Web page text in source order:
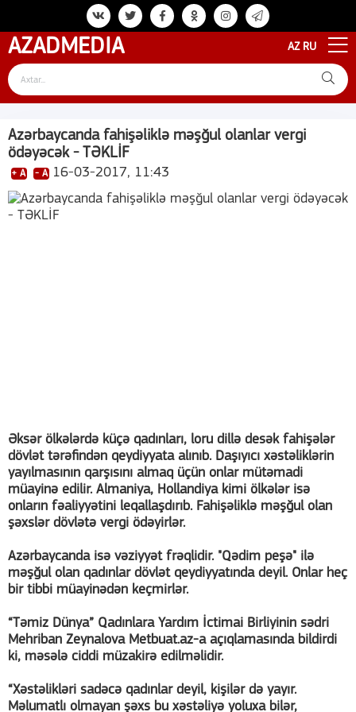
AZADMEDIA AZ RU
Azərbaycanda fahişəliklə məşğul olanlar vergi
ödəyəcək - TƏKLİF
+ A - A 16-03-2017, 11:43
Əksər ölkələrdə küçə qadınları, loru dillə desək fahişələr
dövlət tərəfindən qeydiyyata alınıb. Daşıyıcı xəstəliklərin
yayılmasının qarşısını almaq üçün onlar mütəmadi
müayinə edilir. Almaniya, Hollandiya kimi ölkələr isə
onların fəaliyyətini leqallaşdırıb. Fahişəliklə məşğul olan
şəxslər dövlətə vergi ödəyirlər.
Azərbaycanda isə vəziyyət frəqlidir. "Qədim peşə" ilə
məşğul olan qadınlar dövlət qeydiyyatında deyil. Onlar heç
bir tibbi müayinədən keçmirlər.
“Təmiz Dünya” Qadınlara Yardım İctimai Birliyinin sədri
Mehriban Zeynalova Metbuat.az-a açıqlamasında bildirdi
ki, məsələ ciddi müzakirə edilməlidir.
“Xəstəlikləri sadəcə qadınlar deyil, kişilər də yayır.
Məlumatlı olmayan şəxs bu xəstəliyə yoluxa bilər,